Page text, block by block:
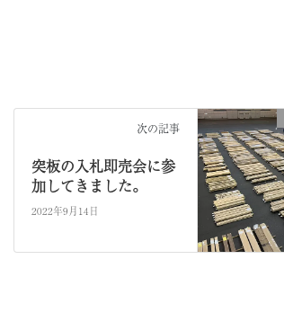
次の記事
突板の入札即売会に参
加してきました。
2022年9月14日